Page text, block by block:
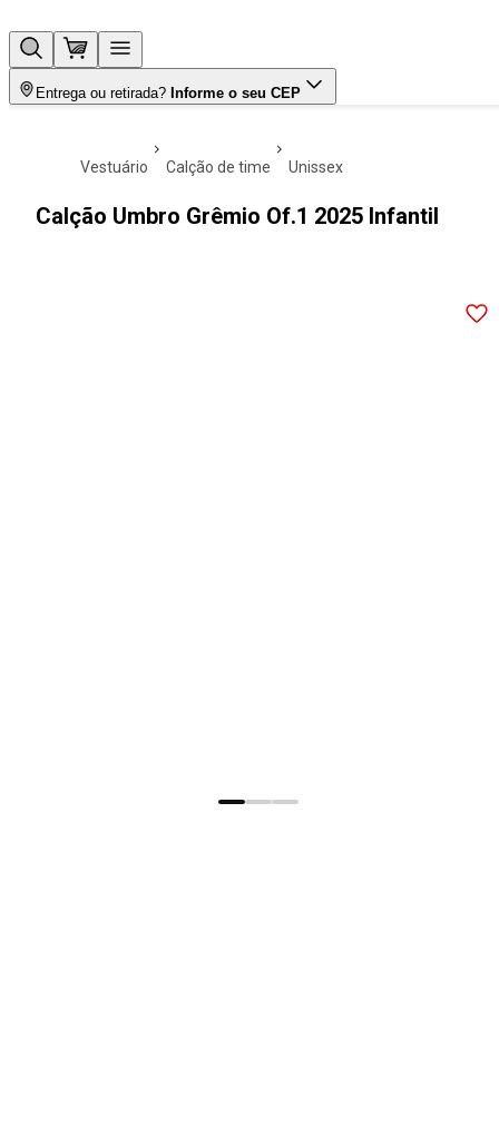
Entrega ou retirada? Informe o seu CEP
vestuário calção de time unissex
Calção Umbro Grêmio Of.1 2025 Infantil